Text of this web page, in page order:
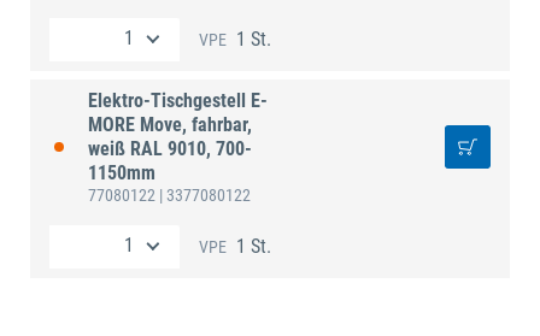
VPE 1 St.
Elektro-Tischgestell E-
MORE Move, fahrbar,
weiß RAL 9010, 700-
1150mm
77080122 | 3377080122
VPE 1 St.